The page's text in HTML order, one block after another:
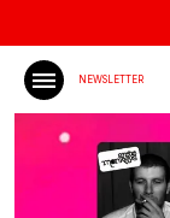
NEWSLETTER